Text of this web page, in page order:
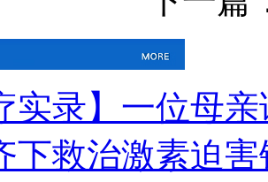
实录】一位母
下救治激素迫